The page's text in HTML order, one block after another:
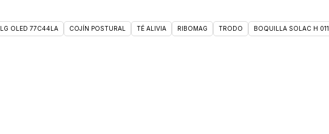
LG OLED 77C44LA COJÍN POSTURAL TÉ ALIVIA RIBOMAG TRODO BOQUILLA SOLAC H 011